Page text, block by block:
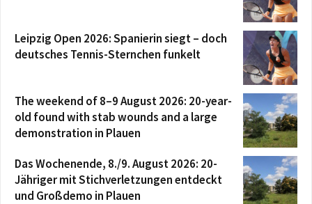
Leipzig Open 2026: Spanierin siegt – doch
deutsches Tennis-Sternchen funkelt
The weekend of 8–9 August 2026: 20-year-
old found with stab wounds and a large
demonstration in Plauen
Das Wochenende, 8./9. August 2026: 20-
Jähriger mit Stichverletzungen entdeckt
und Großdemo in Plauen